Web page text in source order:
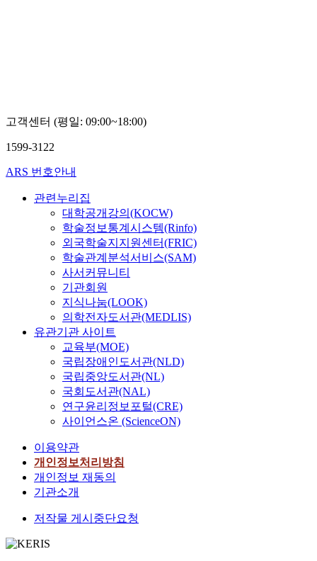
고객센터 (평일: 09:00~18:00)
1599-3122
ARS 번호안내
관련누리집
대학공개강의(KOCW)
학술정보통계시스템(Rinfo)
외국학술지지원센터(FRIC)
학술관계분석서비스(SAM)
사서커뮤니티
기관회원
지식나눔(LOOK)
의학전자도서관(MEDLIS)
유관기관 사이트
교육부(MOE)
국립장애인도서관(NLD)
국립중앙도서관(NL)
국회도서관(NAL)
연구윤리정보포털(CRE)
사이언스온 (ScienceON)
이용약관
개인정보처리방침
개인정보 재동의
기관소개
저작물 게시중단요청